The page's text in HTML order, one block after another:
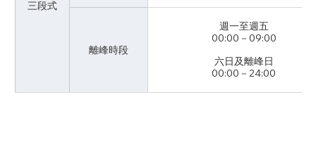
三段式
離峰時段
週一至週五
00:00－09:00
六日及離峰日
00:00－24:00